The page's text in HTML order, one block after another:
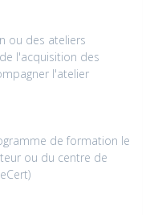
ou des ateliers
l'acquisition des
l'atelier
de formation le
ou du centre de